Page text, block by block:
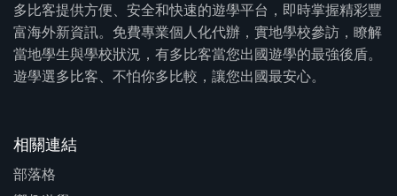
多比客提供方便、安全和快速的遊學平台，即時掌握精彩豐
富海外新資訊。免費專業個人化代辦，實地學校參訪，瞭解
當地學生與學校狀況，有多比客當您出國遊學的最強後盾。
遊學選多比客、不怕你多比較，讓您出國最安心。
相關連結
部落格